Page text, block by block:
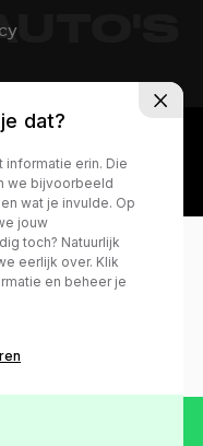
dat?
erin. Die
we bijvoorbeeld
wat je invulde. Op
jouw
toch? Natuurlijk
eerlijk over. Klik
en beheer je